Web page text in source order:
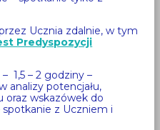
Ucznia zdalnie, w tym
Predyspozycji
– 1,5 – 2 godziny –
analizy potencjału,
oraz wskazówek do
z Uczniem i